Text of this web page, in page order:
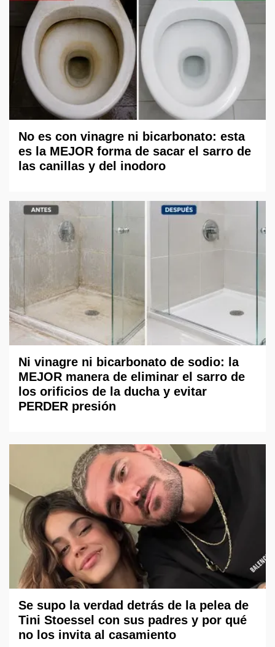
No es con vinagre ni bicarbonato: esta
es la MEJOR forma de sacar el sarro de
las canillas y del inodoro
Ni vinagre ni bicarbonato de sodio: la
MEJOR manera de eliminar el sarro de
los orificios de la ducha y evitar
PERDER presión
Se supo la verdad detrás de la pelea de
Tini Stoessel con sus padres y por qué
no los invita al casamiento